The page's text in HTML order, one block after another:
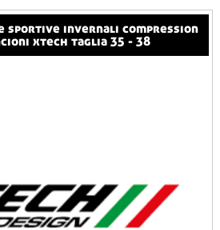
xtech taglia 35 - 38